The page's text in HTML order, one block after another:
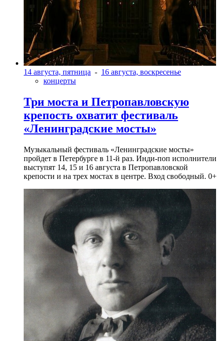
14 августа, пятница - 16 августа, воскресенье
концерты
Три моста и Петропавловскую
крепость охватит фестиваль
«Ленинградские мосты»
Музыкальный фестиваль «Ленинградские мосты»
пройдет в Петербурге в 11-й раз. Инди-поп исполнители
выступят 14, 15 и 16 августа в Петропавловской
крепости и на трех мостах в центре. Вход свободный. 0+